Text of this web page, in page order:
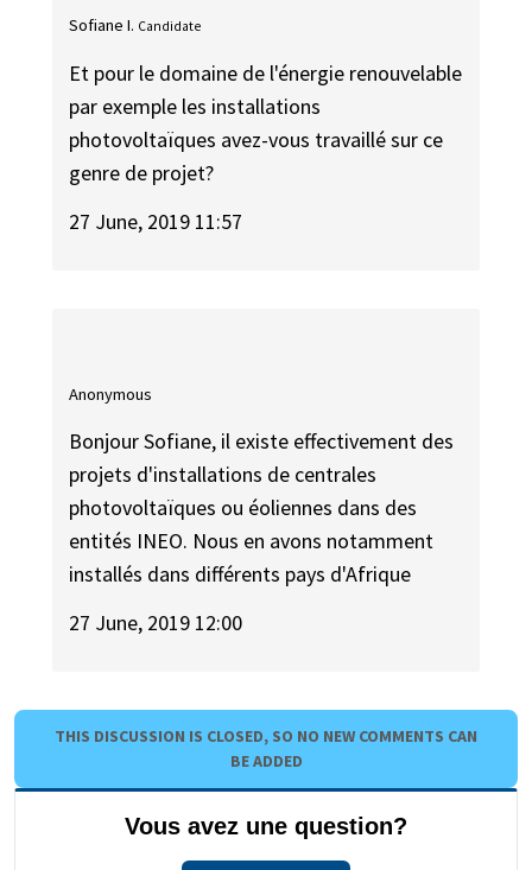
Sofiane I. Candidate
Et pour le domaine de l'énergie renouvelable
par exemple les installations
photovoltaïques avez-vous travaillé sur ce
genre de projet?
27 June, 2019 11:57
Anonymous
Bonjour Sofiane, il existe effectivement des
projets d'installations de centrales
photovoltaïques ou éoliennes dans des
entités INEO. Nous en avons notamment
installés dans différents pays d'Afrique
27 June, 2019 12:00
THIS DISCUSSION IS CLOSED, SO NO NEW COMMENTS CAN
BE ADDED
Vous avez une question?